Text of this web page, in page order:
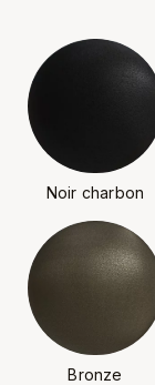
Noir charbon
Bronze